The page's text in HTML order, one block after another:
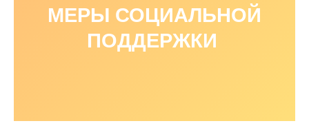
МЕРЫ СОЦИАЛЬНОЙ
ПОДДЕРЖКИ